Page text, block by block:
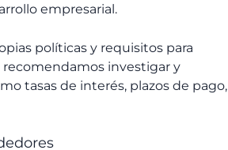
empresarial.
políticas y requisitos para
investigar y
tasas de interés, plazos de pago,